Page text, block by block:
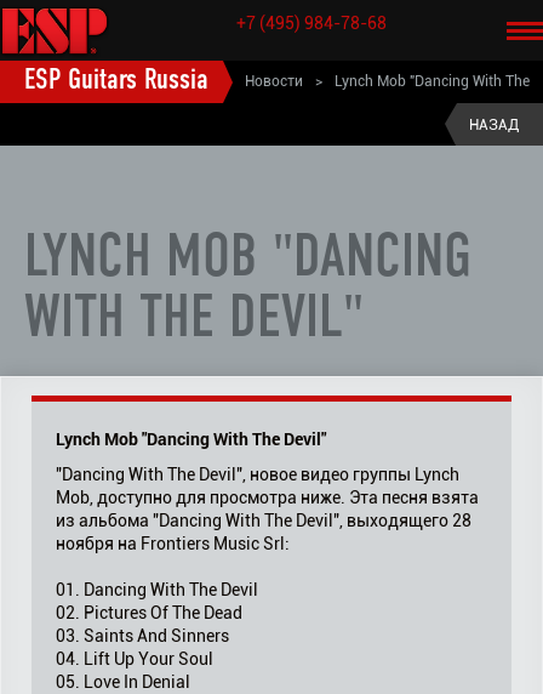
+7 (495) 984-78-68
ESP Guitars Russia Новости > Lynch Mob "Dancing With The
НАЗАД
LYNCH MOB "DANCING
WITH THE DEVIL"
Lynch Mob "Dancing With The Devil"
"Dancing With The Devil", новое видео группы Lynch
Mob, доступно для просмотра ниже. Эта песня взята
из альбома "Dancing With The Devil", выходящего 28
ноября на Frontiers Music Srl:
01. Dancing With The Devil
02. Pictures Of The Dead
03. Saints And Sinners
04. Lift Up Your Soul
05. Love In Denial